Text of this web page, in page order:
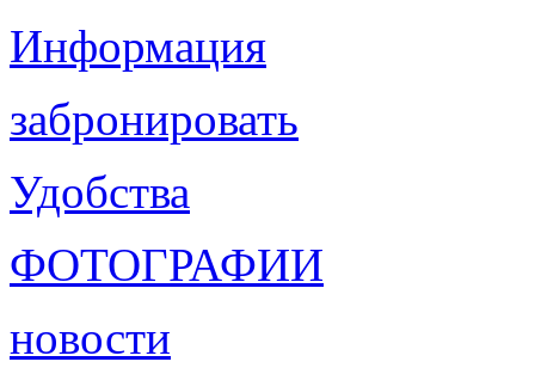
Информация
забронировать
Удобства
ФОТОГРАФИИ
новости